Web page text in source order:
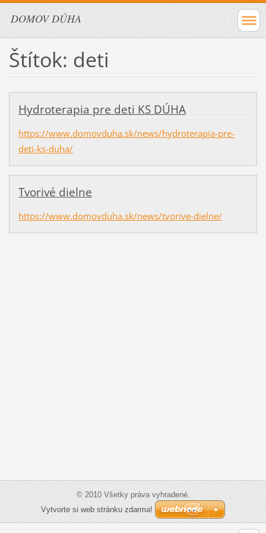
DOMOV DÚHA
Štítok: deti
Hydroterapia pre deti KS DÚHA
https://www.domovduha.sk/news/hydroterapia-pre-
deti-ks-duha/
Tvorivé dielne
https://www.domovduha.sk/news/tvorive-dielne/
© 2010 Všetky práva vyhradené.
Vytvorte si web stránku zdarma!